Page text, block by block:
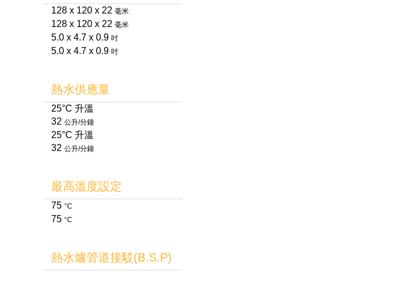
128 x 120 x 22 毫米
128 x 120 x 22 毫米
5.0 x 4.7 x 0.9 吋
5.0 x 4.7 x 0.9 吋
熱水供應量
25°C 升溫
32 公升/分鐘
25°C 升溫
32 公升/分鐘
最高溫度設定
75 °C
75 °C
熱水爐管道接駁(B.S.P)